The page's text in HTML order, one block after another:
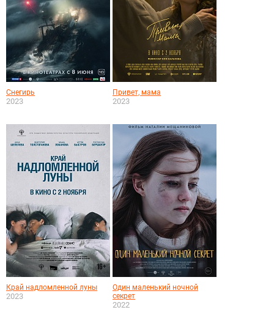
Снегирь
2023
Привет, мама
2023
Край надломленной луны
2023
Один маленький ночной
секрет
2022